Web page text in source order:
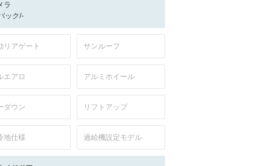
ラ
ック/-
リアゲート サンルーフ
エアロ アルミホイール
ダウン リフトアップ
地仕様 過給機設定モデル